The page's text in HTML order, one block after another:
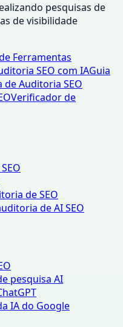
pesquisas de
de visibilidade
Ferramentas
SEO com IAGuia
de Auditoria SEO
Verificador de
de SEO
de AI SEO
pesquisa AI
IA ​​do Google